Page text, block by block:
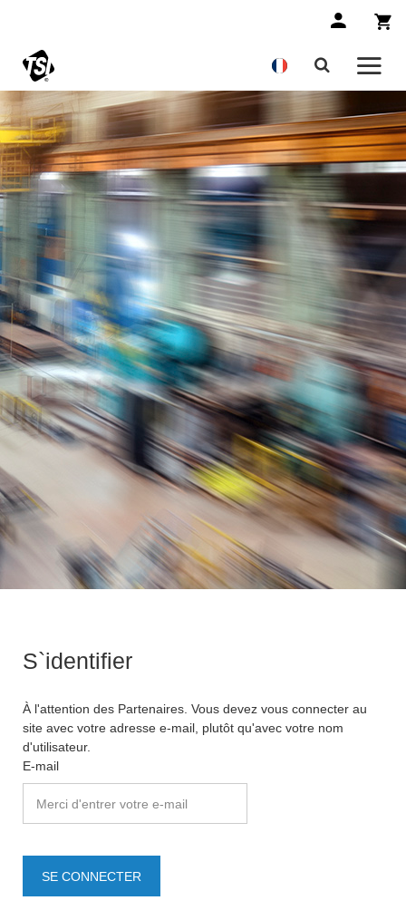
S`identifier
À l'attention des Partenaires. Vous devez vous connecter au
site avec votre adresse e-mail, plutôt qu'avec votre nom
d'utilisateur.
E-mail